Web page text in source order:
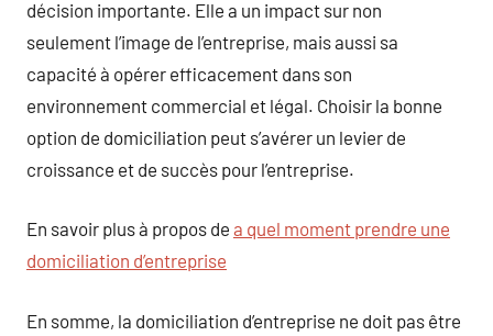
décision importante. Elle a un impact sur non
seulement l’image de l’entreprise, mais aussi sa
capacité à opérer efficacement dans son
environnement commercial et légal. Choisir la bonne
option de domiciliation peut s’avérer un levier de
croissance et de succès pour l’entreprise.
En savoir plus à propos de a quel moment prendre une
domiciliation d’entreprise
En somme, la domiciliation d’entreprise ne doit pas être